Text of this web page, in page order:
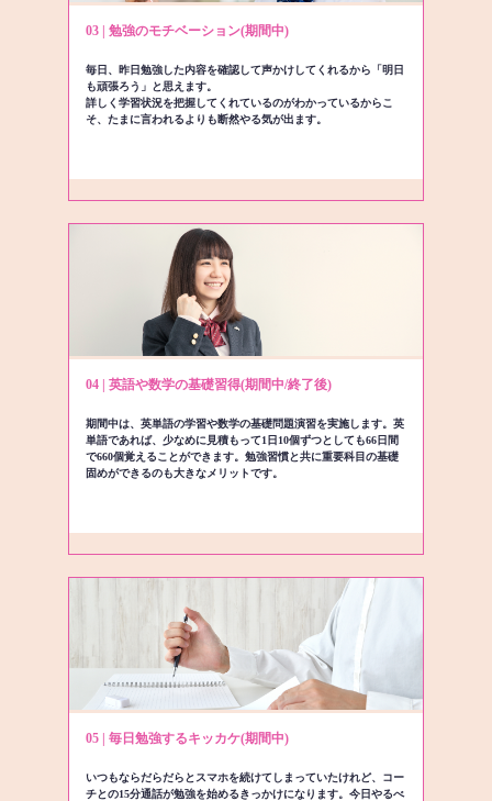
03 | 勉強のモチベーション(期間中)
毎日、昨日勉強した内容を確認して声かけしてくれるから「明日
も頑張ろう」と思えます。
詳しく学習状況を把握してくれているのがわかっているからこ
そ、たまに言われるよりも断然やる気が出ます。
04 | 英語や数学の基礎習得(期間中/終了後)
期間中は、英単語の学習や数学の基礎問題演習を実施します。英
単語であれば、少なめに見積もって1日10個ずつとしても66日間
で660個覚えることができます。勉強習慣と共に重要科目の基礎
固めができるのも大きなメリットです。
05 | 毎日勉強するキッカケ(期間中)
いつもならだらだらとスマホを続けてしまっていたけれど、コー
チとの15分通話が勉強を始めるきっかけになります。今日やるべ